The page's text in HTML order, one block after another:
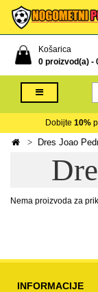
Košarica
0 proizvod(a) -
Dobijte 10%
Dres Joao
Nema proizvoda za
INFORMACIJE